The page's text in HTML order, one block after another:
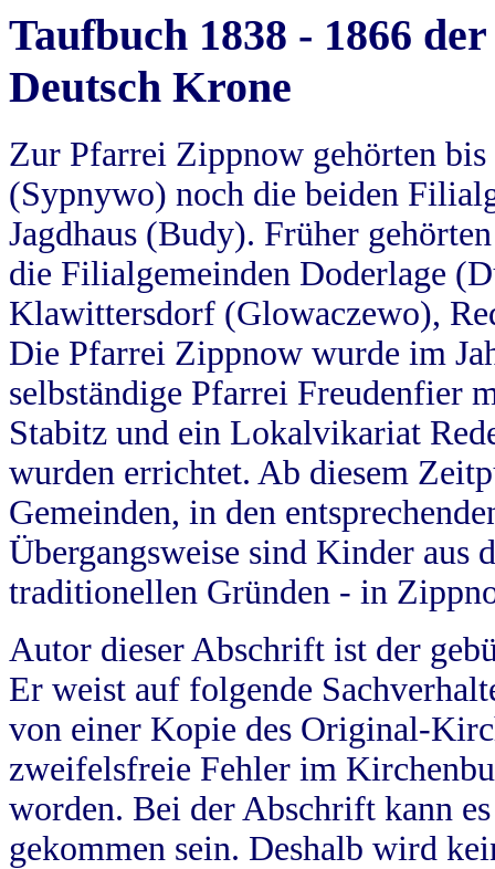
Taufbuch 1838 - 1866
Deutsch Krone
Zur Pfarrei Zippnow gehörten
(Sypnywo) noch die beiden
Jagdhaus (Budy). Früher
die Filialgemeinden Doderlage
Klawittersdorf (Glowaczewo),
Die Pfarrei Zippnow wurde im
selbständige Pfarrei Freudenfier
Stabitz und ein Lokalvikariat
wurden errichtet. Ab diesem
Gemeinden, in den
Übergangsweise sind Kinder aus
traditionellen Gründen - in
Autor dieser Abschrift ist der
Er weist auf folgende
von einer Kopie des Original-
zweifelsfreie Fehler im
worden. Bei der Abschrift kann
gekommen sein. Deshalb wird